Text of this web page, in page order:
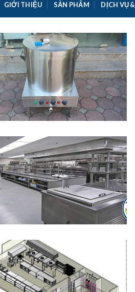
GIỚI THIỆU SẢN PHẨM DỊCH VỤ